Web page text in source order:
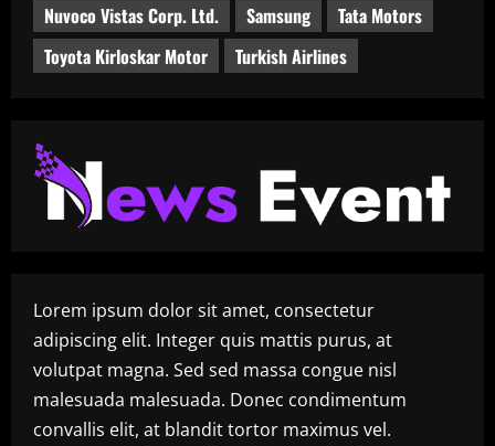
Nuvoco Vistas Corp. Ltd.
Samsung
Tata Motors
Toyota Kirloskar Motor
Turkish Airlines
Lorem ipsum dolor sit amet, consectetur
adipiscing elit. Integer quis mattis purus, at
volutpat magna. Sed sed massa congue nisl
malesuada malesuada. Donec condimentum
convallis elit, at blandit tortor maximus vel.